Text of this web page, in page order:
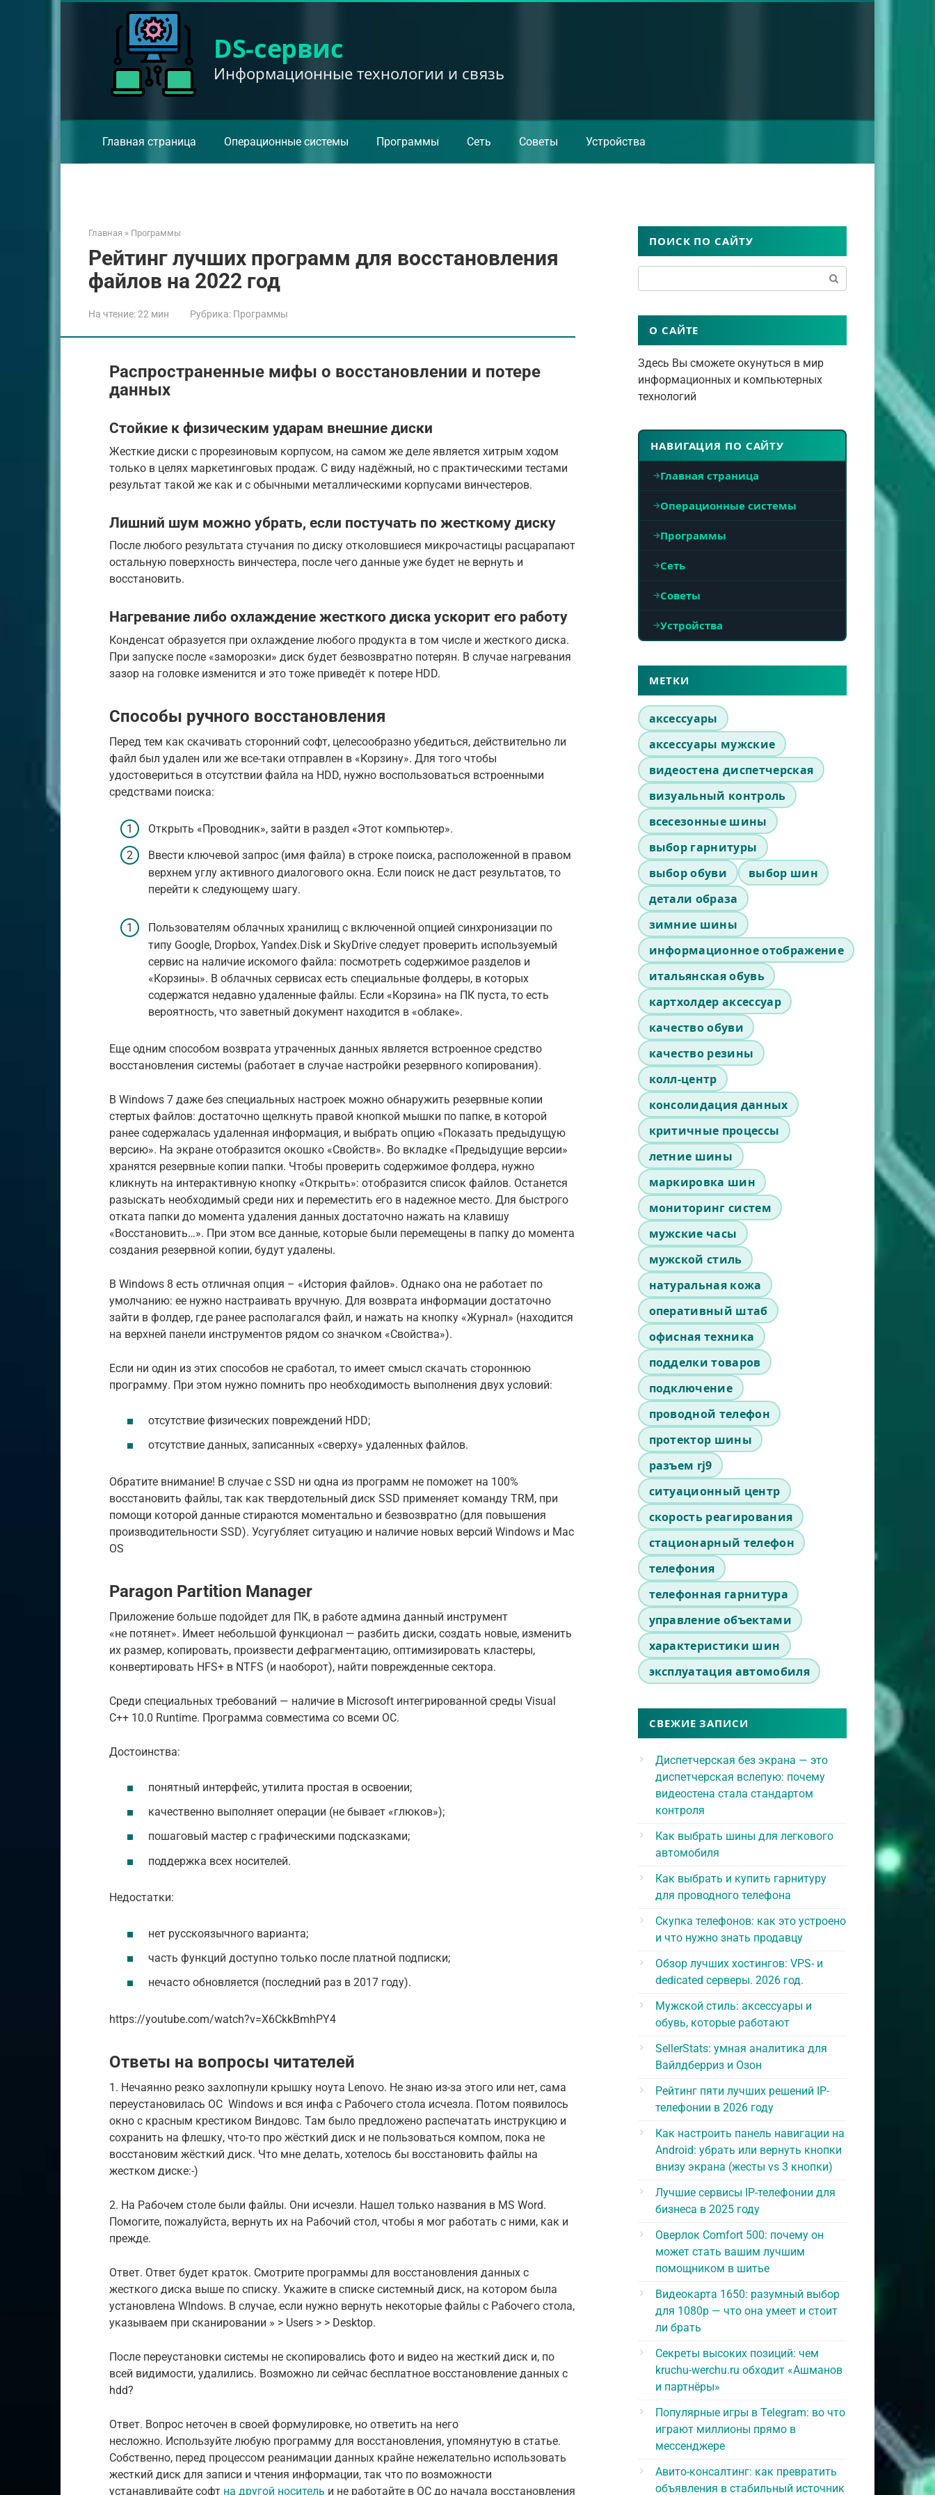
DS-сервис
Информационные технологии и связь
Главная страница Операционные системы Программы Сеть Советы Устройства
Главная » Программы
Рейтинг лучших программ для восстановления
файлов на 2022 год
На чтение:22 мин Рубрика: Программы
Распространенные мифы о восстановлении и потере
данных
Стойкие к физическим ударам внешние диски
Жесткие диски с прорезиновым корпусом, на самом же деле является хитрым ходом
только в целях маркетинговых продаж. С виду надёжный, но с практическими тестами
результат такой же как и с обычными металлическими корпусами винчестеров.
Лишний шум можно убрать, если постучать по жесткому диску
После любого результата стучания по диску отколовшиеся микрочастицы расцарапают
остальную поверхность винчестера, после чего данные уже будет не вернуть и
восстановить.
Нагревание либо охлаждение жесткого диска ускорит его работу
Конденсат образуется при охлаждение любого продукта в том числе и жесткого диска.
При запуске после «заморозки» диск будет безвозвратно потерян. В случае нагревания
зазор на головке изменится и это тоже приведёт к потере HDD.
Способы ручного восстановления
Перед тем как скачивать сторонний софт, целесообразно убедиться, действительно ли
файл был удален или же все-таки отправлен в «Корзину». Для того чтобы
удостовериться в отсутствии файла на HDD, нужно воспользоваться встроенными
средствами поиска:
Открыть «Проводник», зайти в раздел «Этот компьютер».
Ввести ключевой запрос (имя файла) в строке поиска, расположенной в правом
верхнем углу активного диалогового окна. Если поиск не даст результатов, то
перейти к следующему шагу.
Пользователям облачных хранилищ с включенной опцией синхронизации по
типу Google, Dropbox, Yandex.Disk и SkyDrive следует проверить используемый
сервис на наличие искомого файла: посмотреть содержимое разделов и
«Корзины». В облачных сервисах есть специальные фолдеры, в которых
содержатся недавно удаленные файлы. Если «Корзина» на ПК пуста, то есть
вероятность, что заветный документ находится в «облаке».
Еще одним способом возврата утраченных данных является встроенное средство
восстановления системы (работает в случае настройки резервного копирования).
В Windows 7 даже без специальных настроек можно обнаружить резервные копии
стертых файлов: достаточно щелкнуть правой кнопкой мышки по папке, в которой
ранее содержалась удаленная информация, и выбрать опцию «Показать предыдущую
версию». На экране отобразится окошко «Свойств». Во вкладке «Предыдущие версии»
хранятся резервные копии папки. Чтобы проверить содержимое фолдера, нужно
кликнуть на интерактивную кнопку «Открыть»: отобразится список файлов. Останется
разыскать необходимый среди них и переместить его в надежное место. Для быстрого
отката папки до момента удаления данных достаточно нажать на клавишу
«Восстановить…». При этом все данные, которые были перемещены в папку до момента
создания резервной копии, будут удалены.
В Windows 8 есть отличная опция – «История файлов». Однако она не работает по
умолчанию: ее нужно настраивать вручную. Для возврата информации достаточно
зайти в фолдер, где ранее располагался файл, и нажать на кнопку «Журнал» (находится
на верхней панели инструментов рядом со значком «Свойства»).
Если ни один из этих способов не сработал, то имеет смысл скачать стороннюю
программу. При этом нужно помнить про необходимость выполнения двух условий:
отсутствие физических повреждений HDD;
отсутствие данных, записанных «сверху» удаленных файлов.
Обратите внимание! В случае с SSD ни одна из программ не поможет на 100%
восстановить файлы, так как твердотельный диск SSD применяет команду TRM, при
помощи которой данные стираются моментально и безвозвратно (для повышения
производительности SSD). Усугубляет ситуацию и наличие новых версий Windows и Mac
OS
Paragon Partition Manager
Приложение больше подойдет для ПК, в работе админа данный инструмент
«не потянет». Имеет небольшой функционал — разбить диски, создать новые, изменить
их размер, копировать, произвести дефрагментацию, оптимизировать кластеры,
конвертировать HFS+ в NTFS (и наоборот), найти поврежденные сектора.
Среди специальных требований — наличие в Microsoft интегрированной среды Visual
C++ 10.0 Runtime. Программа совместима со всеми ОС.
Достоинства:
понятный интерфейс, утилита простая в освоении;
качественно выполняет операции (не бывает «глюков»);
пошаговый мастер с графическими подсказками;
поддержка всех носителей.
Недостатки:
нет русскоязычного варианта;
часть функций доступно только после платной подписки;
нечасто обновляется (последний раз в 2017 году).
https://youtube.com/watch?v=X6CkkBmhPY4
Ответы на вопросы читателей
1. Нечаянно резко захлопнули крышку ноута Lenovo. Не знаю из-за этого или нет, сама
переустановилась ОС Windows и вся инфа с Рабочего стола исчезла. Потом появилось
окно с красным крестиком Виндовс. Там было предложено распечатать инструкцию и
сохранить на флешку, что-то про жёсткий диск и не пользоваться компом, пока не
восстановим жёсткий диск. Что мне делать, хотелось бы восстановить файлы на
жестком диске:-)
2. На Рабочем столе были файлы. Они исчезли. Нашел только названия в MS Word.
Помогите, пожалуйста, вернуть их на Рабочий стол, чтобы я мог работать с ними, как и
прежде.
Ответ. Ответ будет краток. Смотрите программы для восстановления данных с
жесткого диска выше по списку. Укажите в списке системный диск, на котором была
установлена WIndows. В случае, если нужно вернуть некоторые файлы с Рабочего стола,
указываем при сканировании » > Users > > Desktop.
После переустановки системы не скопировались фото и видео на жесткий диск и, по
всей видимости, удалились. Возможно ли сейчас бесплатное восстановление данных с
hdd?
Ответ. Вопрос неточен в своей формулировке, но ответить на него
несложно. Используйте любую программу для восстановления, упомянутую в статье.
Собственно, перед процессом реанимации данных крайне нежелательно использовать
жесткий диск для записи и чтения информации, так что по возможности
устанавливайте софт на другой носитель и не работайте в ОС до начала восстановления
ПОИСК ПО САЙТУ
О САЙТЕ
Здесь Вы сможете окунуться в мир
информационных и компьютерных
технологий
НАВИГАЦИЯ ПО САЙТУ
Главная страница
Операционные системы
Программы
Сеть
Советы
Устройства
МЕТКИ
аксессуары
аксессуары мужские
видеостена диспетчерская
визуальный контроль
всесезонные шины
выбор гарнитуры
выбор обуви
выбор шин
детали образа
зимние шины
информационное отображение
итальянская обувь
картхолдер аксессуар
качество обуви
качество резины
колл-центр
консолидация данных
критичные процессы
летние шины
маркировка шин
мониторинг систем
мужские часы
мужской стиль
натуральная кожа
оперативный штаб
офисная техника
подделки товаров
подключение
проводной телефон
протектор шины
разъем rj9
ситуационный центр
скорость реагирования
стационарный телефон
телефония
телефонная гарнитура
управление объектами
характеристики шин
эксплуатация автомобиля
СВЕЖИЕ ЗАПИСИ
Диспетчерская без экрана — это
диспетчерская вслепую: почему
видеостена стала стандартом
контроля
Как выбрать шины для легкового
автомобиля
Как выбрать и купить гарнитуру
для проводного телефона
Скупка телефонов: как это устроено
и что нужно знать продавцу
Обзор лучших хостингов: VPS- и
dedicated серверы. 2026 год.
Мужской стиль: аксессуары и
обувь, которые работают
SellerStats: умная аналитика для
Вайлдберриз и Озон
Рейтинг пяти лучших решений IP-
телефонии в 2026 году
Как настроить панель навигации на
Android: убрать или вернуть кнопки
внизу экрана (жесты vs 3 кнопки)
Лучшие сервисы IP-телефонии для
бизнеса в 2025 году
Оверлок Comfort 500: почему он
может стать вашим лучшим
помощником в шитье
Видеокарта 1650: разумный выбор
для 1080p — что она умеет и стоит
ли брать
Секреты высоких позиций: чем
kruchu-werchu.ru обходит «Ашманов
и партнёры»
Популярные игры в Telegram: во что
играют миллионы прямо в
мессенджере
Авито-консалтинг: как превратить
объявления в стабильный источник